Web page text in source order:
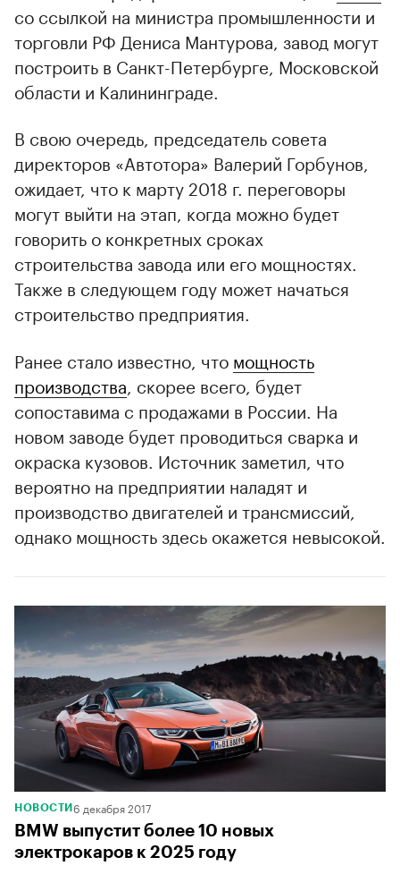
со ссылкой на министра промышленности и
торговли РФ Дениса Мантурова, завод могут
построить в Санкт-Петербурге, Московской
области и Калининграде.
В свою очередь, председатель совета
директоров «Автотора» Валерий Горбунов,
ожидает, что к марту 2018 г. переговоры
могут выйти на этап, когда можно будет
говорить о конкретных сроках
строительства завода или его мощностях.
Также в следующем году может начаться
строительство предприятия.
00:00 / 00:00
Ранее стало известно, что мощность
производства , скорее всего, будет
сопоставима с продажами в России. На
новом заводе будет проводиться сварка и
окраска кузовов. Источник заметил, что
вероятно на предприятии наладят и
производство двигателей и трансмиссий,
однако мощность здесь окажется невысокой.
НОВОСТИ 6 декабря 2017
BMW выпустит более 10 новых
электрокаров к 2025 году